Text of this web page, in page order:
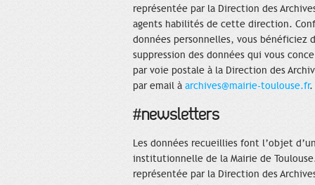
représentée par la Direction des
agents habilités de cette direction.
données personnelles, vous
suppression des données qui vous
par voie postale à la Direction des
par email à archives@mairie-toulouse.fr.
#newsletters
Les données recueillies font l’objet
institutionnelle de la Mairie de
représentée par la Direction des